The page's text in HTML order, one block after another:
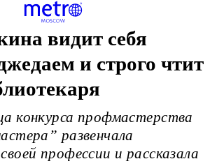
видит себя
и строго чтит
конкурса профмастерства
развенчала
профессии и рассказала